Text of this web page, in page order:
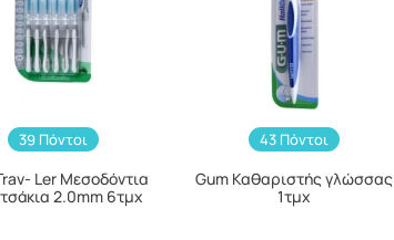
39 Πόντοι
Ler Μεσοδόντια
2.0mm 6τμχ
43 Πόντοι
Gum Καθαριστής γλώσσας
1τμχ